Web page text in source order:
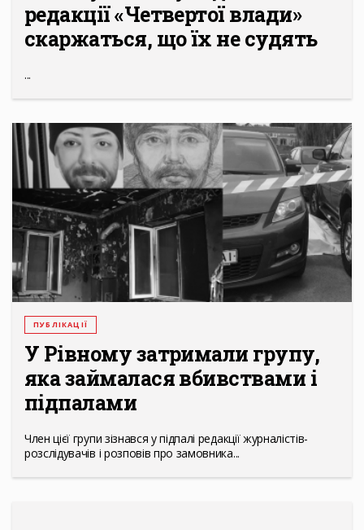
редакції «Четвертої влади»
скаржаться, що їх не судять
...
ПУБЛІКАЦІЇ
У Рівному затримали групу,
яка займалася вбивствами і
підпалами
Член цієї групи зізнався у підпалі редакції журналістів-
розслідувачів і розповів про замовника...